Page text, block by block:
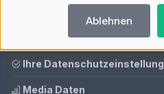
Ihre
Media Daten
Ablehnen